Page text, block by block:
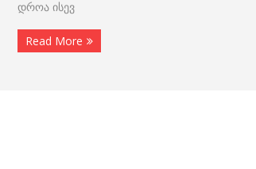
დროა ისევ
Read More